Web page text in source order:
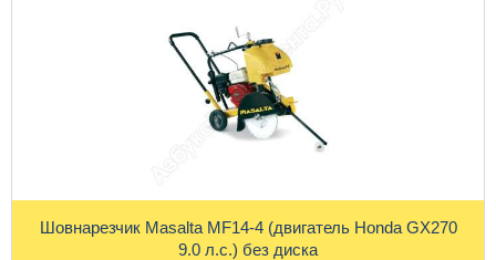
Шовнарезчик Masalta MF14-4 (двигатель Honda GX270
9.0 л.с.) без диска